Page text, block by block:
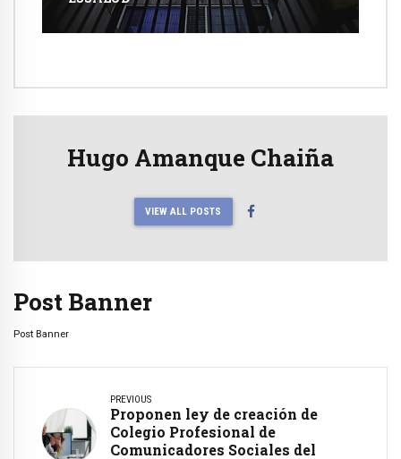
Hugo Amanque Chaiña
VIEW ALL POSTS
Post Banner
Post Banner
PREVIOUS
Proponen ley de creación de
Colegio Profesional de
Comunicadores Sociales del